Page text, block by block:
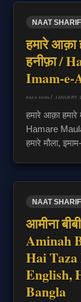
NAAT
हमारे आक़ा
हनीफ़ा /
Imam-e-
RAZA KHAN/JANUARY
हमारे आक़ा
Hamare
हमारे मौला,
NAAT
आमीना
Aminah
Hai
English,
Bangla